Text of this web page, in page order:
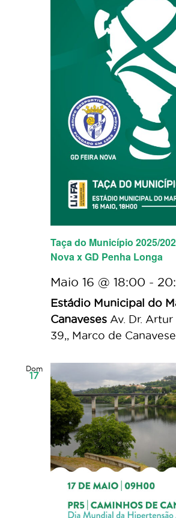
Taça do Município 2025/
Nova x GD Penha Longa
Maio 16 @ 18:00 -
Estádio Municipal do
Canaveses Av. Dr.
39,, Marco de
Dom
17